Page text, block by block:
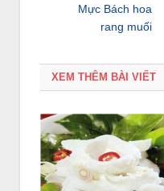
Mực Bách hoa
rang muối
XEM THÊM BÀI VIẾT